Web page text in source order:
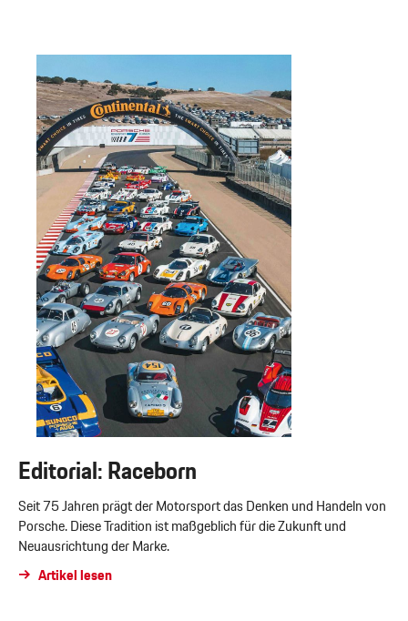
Editorial: Raceborn
Seit 75 Jahren prägt der Motorsport das Denken und Handeln von
Porsche. Diese Tradition ist maßgeblich für die Zukunft und
Neuausrichtung der Marke.
Artikel lesen